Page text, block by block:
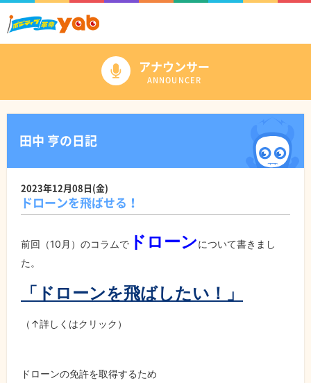
アナウンサー
ANNOUNCER
田中 亨の日記
2023年12月08日(金)
ドローンを飛ばせる！
前回（10月）のコラムで ドローンについて書きまし
た。
「ドローンを飛ばしたい！」
（↑詳しくはクリック）
ドローンの免許を取得するため